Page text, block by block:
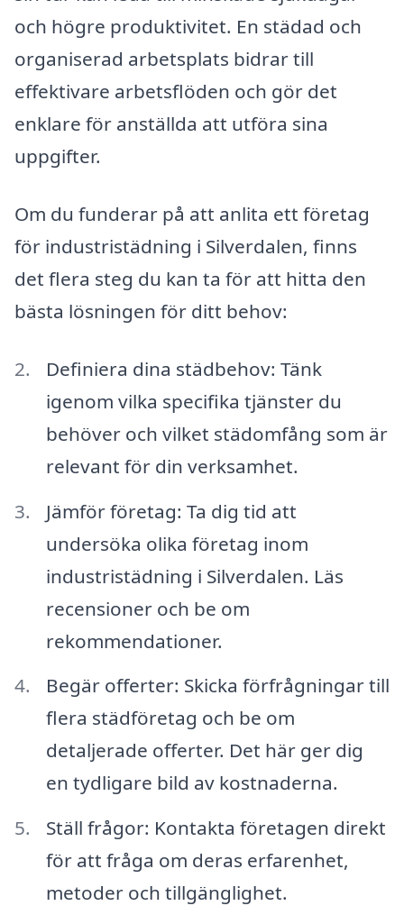
och högre produktivitet. En städad och
organiserad arbetsplats bidrar till
effektivare arbetsflöden och gör det
enklare för anställda att utföra sina
uppgifter.
Om du funderar på att anlita ett företag
för industristädning i Silverdalen, finns
det flera steg du kan ta för att hitta den
bästa lösningen för ditt behov:
Definiera dina städbehov: Tänk
igenom vilka specifika tjänster du
behöver och vilket städomfång som är
relevant för din verksamhet.
Jämför företag: Ta dig tid att
undersöka olika företag inom
industristädning i Silverdalen. Läs
recensioner och be om
rekommendationer.
Begär offerter: Skicka förfrågningar till
flera städföretag och be om
detaljerade offerter. Det här ger dig
en tydligare bild av kostnaderna.
Ställ frågor: Kontakta företagen direkt
för att fråga om deras erfarenhet,
metoder och tillgänglighet.